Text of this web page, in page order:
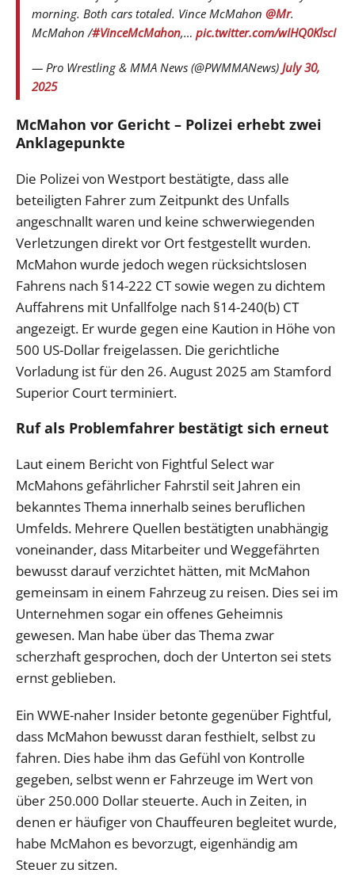
morning. Both cars totaled. Vince McMahon @Mr.
McMahon /#VinceMcMahon,… pic.twitter.com/wIHQ0KlscI
— Pro Wrestling & MMA News (@PWMMANews) July 30,
2025
McMahon vor Gericht – Polizei erhebt zwei
Anklagepunkte
Die Polizei von Westport bestätigte, dass alle
beteiligten Fahrer zum Zeitpunkt des Unfalls
angeschnallt waren und keine schwerwiegenden
Verletzungen direkt vor Ort festgestellt wurden.
McMahon wurde jedoch wegen rücksichtslosen
Fahrens nach §14-222 CT sowie wegen zu dichtem
Auffahrens mit Unfallfolge nach §14-240(b) CT
angezeigt. Er wurde gegen eine Kaution in Höhe von
500 US-Dollar freigelassen. Die gerichtliche
Vorladung ist für den 26. August 2025 am Stamford
Superior Court terminiert.
Ruf als Problemfahrer bestätigt sich erneut
Laut einem Bericht von Fightful Select war
McMahons gefährlicher Fahrstil seit Jahren ein
bekanntes Thema innerhalb seines beruflichen
Umfelds. Mehrere Quellen bestätigten unabhängig
voneinander, dass Mitarbeiter und Weggefährten
bewusst darauf verzichtet hätten, mit McMahon
gemeinsam in einem Fahrzeug zu reisen. Dies sei im
Unternehmen sogar ein offenes Geheimnis
gewesen. Man habe über das Thema zwar
scherzhaft gesprochen, doch der Unterton sei stets
ernst geblieben.
Ein WWE-naher Insider betonte gegenüber Fightful,
dass McMahon bewusst daran festhielt, selbst zu
fahren. Dies habe ihm das Gefühl von Kontrolle
gegeben, selbst wenn er Fahrzeuge im Wert von
über 250.000 Dollar steuerte. Auch in Zeiten, in
denen er häufiger von Chauffeuren begleitet wurde,
habe McMahon es bevorzugt, eigenhändig am
Steuer zu sitzen.